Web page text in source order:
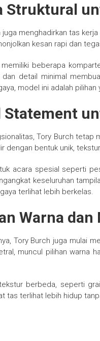
Struktural
menghadirkan tas kerja
kesan rapi dan
beberapa
detail minimal
model ini adalah pilihan
Statement
Tory Burch
dengan bentuk unik,
acara spesial seperti
keseluruhan
terlihat lebih berkelas.
Warna
Tory Burch juga mulai
muncul pilihan warna
berbeda, seperti
tas terlihat lebih hidup